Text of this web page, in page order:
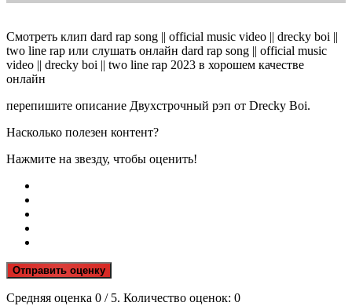
Смотреть клип dard rap song || official music video || drecky boi ||
two line rap или слушать онлайн dard rap song || official music
video || drecky boi || two line rap 2023 в хорошем качестве
онлайн
перепишите описание Двухстрочный рэп от Drecky Boi.
Насколько полезен контент?
Нажмите на звезду, чтобы оценить!
Отправить оценку
Средняя оценка 0 / 5. Количество оценок: 0